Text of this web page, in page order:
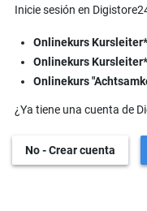
Inicie sesión en
Onlinekurs
Onlinekurs
Onlinekurs
¿Ya tiene una cuenta de
No - Crear cuenta